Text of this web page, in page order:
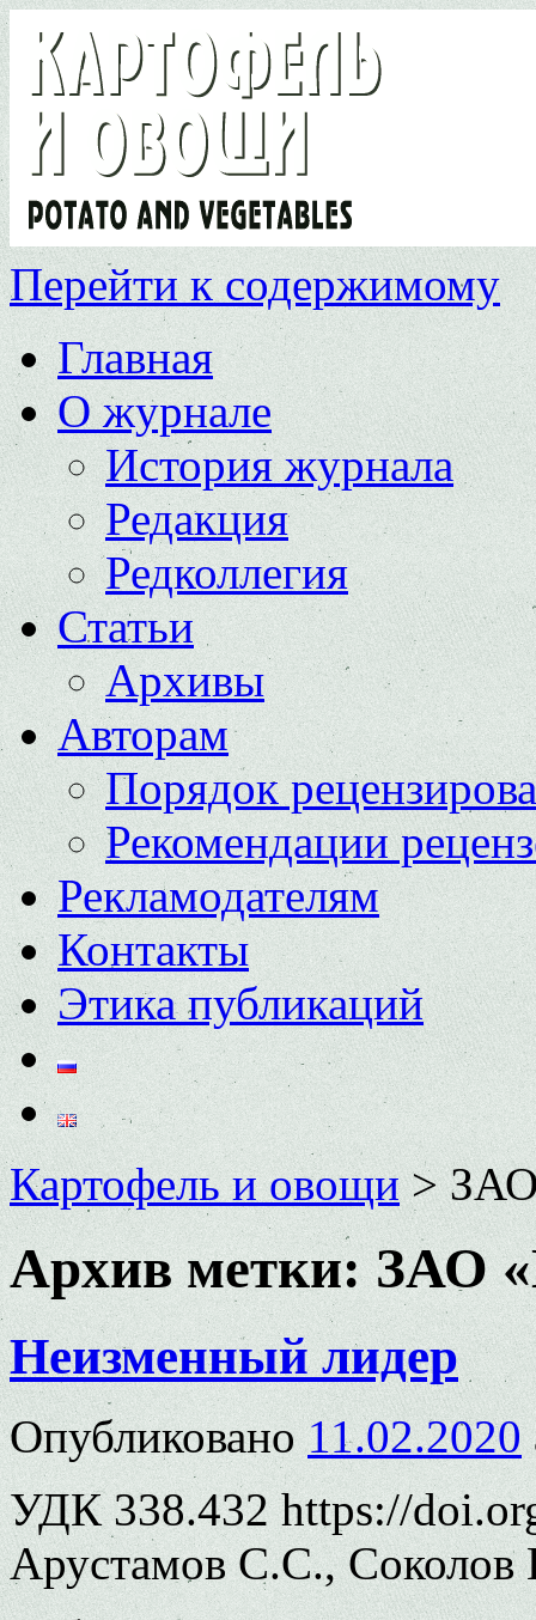
Перейти к содержимому
Главная
О журнале
История журнала
Редакция
Редколлегия
Статьи
Архивы
Авторам
Порядок
Рекомендации
Рекламодателям
Контакты
Этика публикаций
Картофель и овощи>ЗАО
Архив метки:ЗАО
Неизменный лидер
Опубликовано 11.02.2020
УДК 338.432 https://
Арустамов С.С.,